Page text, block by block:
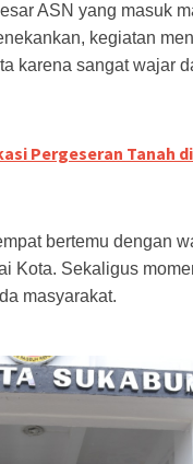
ASN yang masuk
kegiatan
karena sangat wajar
Pergeseran Tanah
bertemu dengan
Kota. Sekaligus
masyarakat.